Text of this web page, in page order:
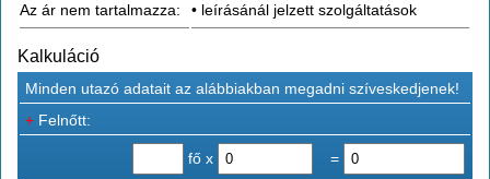
Az ár nem tartalmazza: • leírásánál jelzett szolgáltatások
Kalkuláció
Minden utazó adatait az alábbiakban megadni szíveskedjenek!
+ Felnőtt:
fő x =